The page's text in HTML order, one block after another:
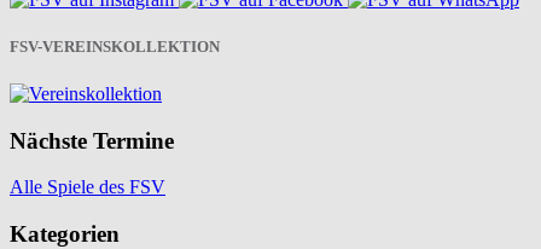
FSV-VEREINSKOLLEKTION
Nächste Termine
Alle Spiele des FSV
Kategorien